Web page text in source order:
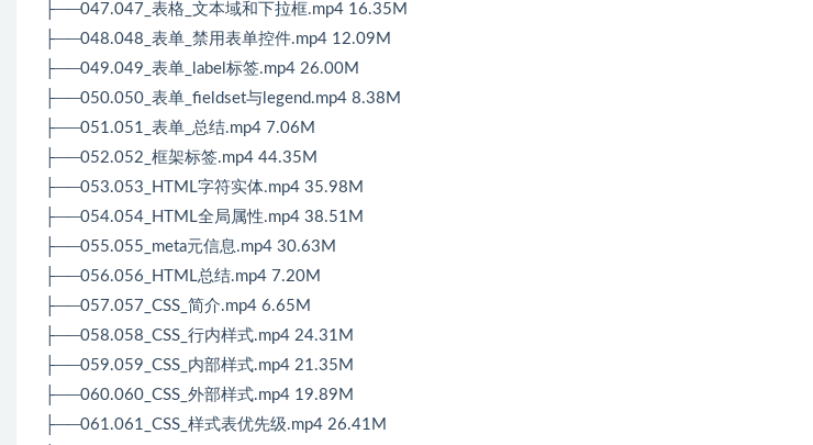
├──047.047_表格_文本域和下拉框.mp4 16.35M
├──048.048_表单_禁用表单控件.mp4 12.09M
├──049.049_表单_label标签.mp4 26.00M
├──050.050_表单_fieldset与legend.mp4 8.38M
├──051.051_表单_总结.mp4 7.06M
├──052.052_框架标签.mp4 44.35M
├──053.053_HTML字符实体.mp4 35.98M
├──054.054_HTML全局属性.mp4 38.51M
├──055.055_meta元信息.mp4 30.63M
├──056.056_HTML总结.mp4 7.20M
├──057.057_CSS_简介.mp4 6.65M
├──058.058_CSS_行内样式.mp4 24.31M
├──059.059_CSS_内部样式.mp4 21.35M
├──060.060_CSS_外部样式.mp4 19.89M
├──061.061_CSS_样式表优先级.mp4 26.41M